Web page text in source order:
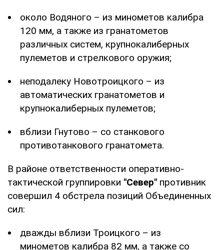
около Водяного – из минометов калибра
120 мм, а также из гранатометов
различных систем, крупнокалиберных
пулеметов и стрелкового оружия;
неподалеку Новотроицкого – из
автоматических гранатометов и
крупнокалиберных пулеметов;
вблизи Гнутово – со станкового
противотанкового гранатомета.
В районе ответственности оперативно-
тактической группировки "Север" противник
совершил 4 обстрела позиций Объединенных
сил:
дважды вблизи Троицкого – из
минометов калибра 82 мм, а также со